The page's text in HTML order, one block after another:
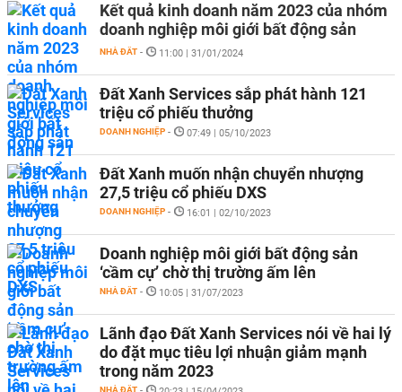
Kết quả kinh doanh năm 2023 của nhóm
doanh nghiệp môi giới bất động sản
NHÀ ĐẤT - 11:00 | 31/01/2024
Đất Xanh Services sắp phát hành 121
triệu cổ phiếu thưởng
DOANH NGHIỆP - 07:49 | 05/10/2023
Đất Xanh muốn nhận chuyển nhượng
27,5 triệu cổ phiếu DXS
DOANH NGHIỆP - 16:01 | 02/10/2023
Doanh nghiệp môi giới bất động sản
‘cầm cự’ chờ thị trường ấm lên
NHÀ ĐẤT - 10:05 | 31/07/2023
Lãnh đạo Đất Xanh Services nói về hai lý
do đặt mục tiêu lợi nhuận giảm mạnh
trong năm 2023
NHÀ ĐẤT